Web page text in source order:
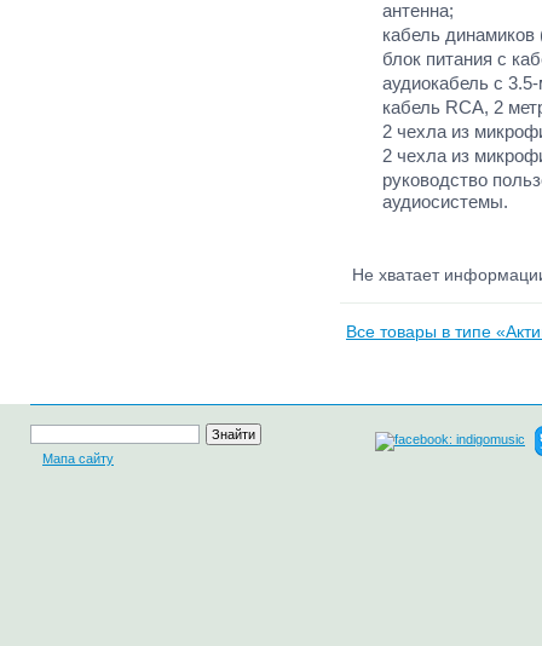
антенна;
кабель динамиков
блок питания с
аудиокабель с
кабель RCA, 2
2 чехла из
2 чехла из
руководство
аудиосистемы.
Не хватает
Все товары в типе
Мапа сайту